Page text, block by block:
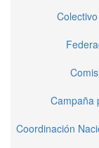
Campaña
Coordinación